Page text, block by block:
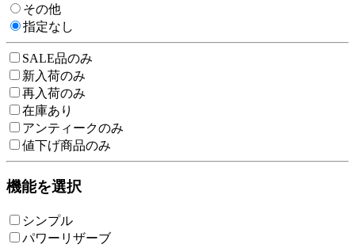
その他
指定なし
SALE品のみ
新入荷のみ
再入荷のみ
在庫あり
アンティークのみ
値下げ商品のみ
機能を選択
シンプル
パワーリザーブ